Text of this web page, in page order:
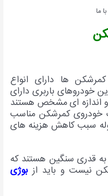
ها دارای انواع
باربری دارای
ای مشخص هستند
کمرشکن مناسب
سبب کاهش هزینه های
سنگین هستند که
نیست و باید از بوژی